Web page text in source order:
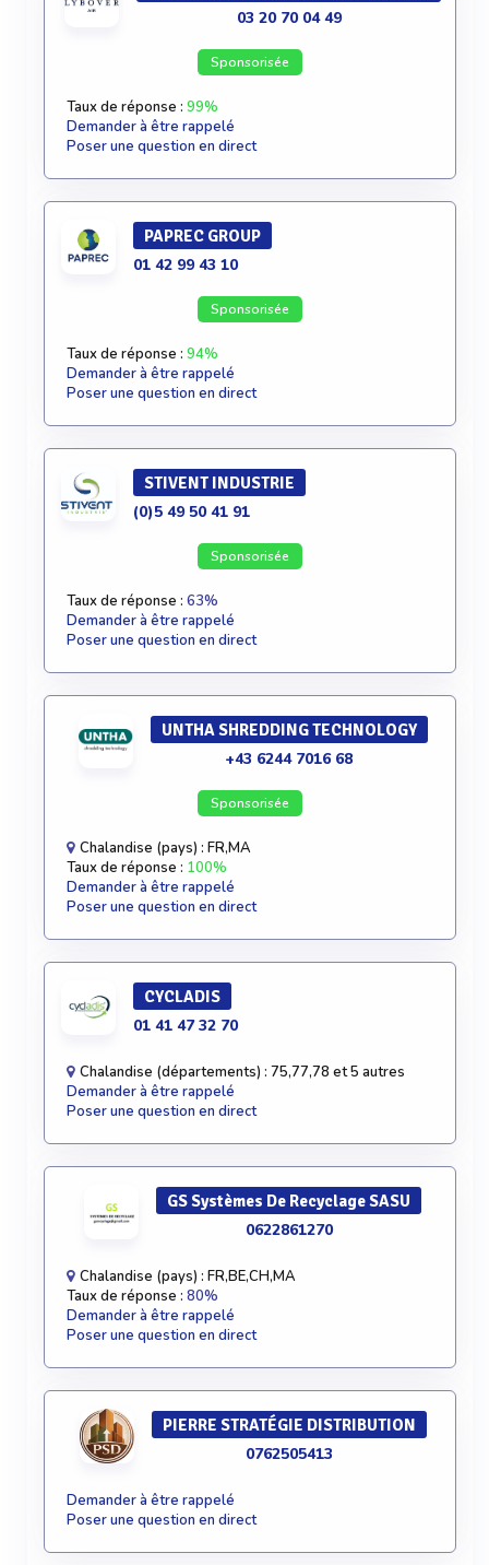
03 20 70 04 49
Sponsorisée
Taux de réponse : 99%
Demander à être rappelé
Poser une question en direct
PAPREC GROUP
01 42 99 43 10
Sponsorisée
Taux de réponse : 94%
Demander à être rappelé
Poser une question en direct
STIVENT INDUSTRIE
(0)5 49 50 41 91
Sponsorisée
Taux de réponse : 63%
Demander à être rappelé
Poser une question en direct
UNTHA SHREDDING TECHNOLOGY
+43 6244 7016 68
Sponsorisée
Chalandise (pays) : FR,MA
Taux de réponse : 100%
Demander à être rappelé
Poser une question en direct
CYCLADIS
01 41 47 32 70
Chalandise (départements) : 75,77,78 et 5 autres
Demander à être rappelé
Poser une question en direct
GS Systèmes De Recyclage SASU
0622861270
Chalandise (pays) : FR,BE,CH,MA
Taux de réponse : 80%
Demander à être rappelé
Poser une question en direct
PIERRE STRATÉGIE DISTRIBUTION
0762505413
Demander à être rappelé
Poser une question en direct